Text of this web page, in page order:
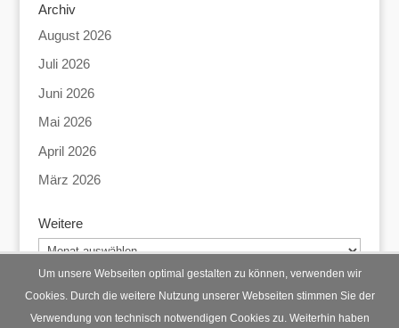
Archiv
August 2026
Juli 2026
Juni 2026
Mai 2026
April 2026
März 2026
Weitere
Weitere
Um unsere Webseiten optimal gestalten zu können, verwenden wir
Cookies. Durch die weitere Nutzung unserer Webseiten stimmen Sie der
Verwendung von technisch notwendigen Cookies zu. Weiterhin haben